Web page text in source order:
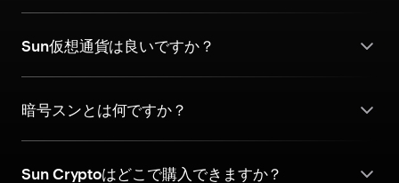
Sun仮想通貨は良いですか？
暗号スンとは何ですか？
Sun Cryptoはどこで購入できますか？